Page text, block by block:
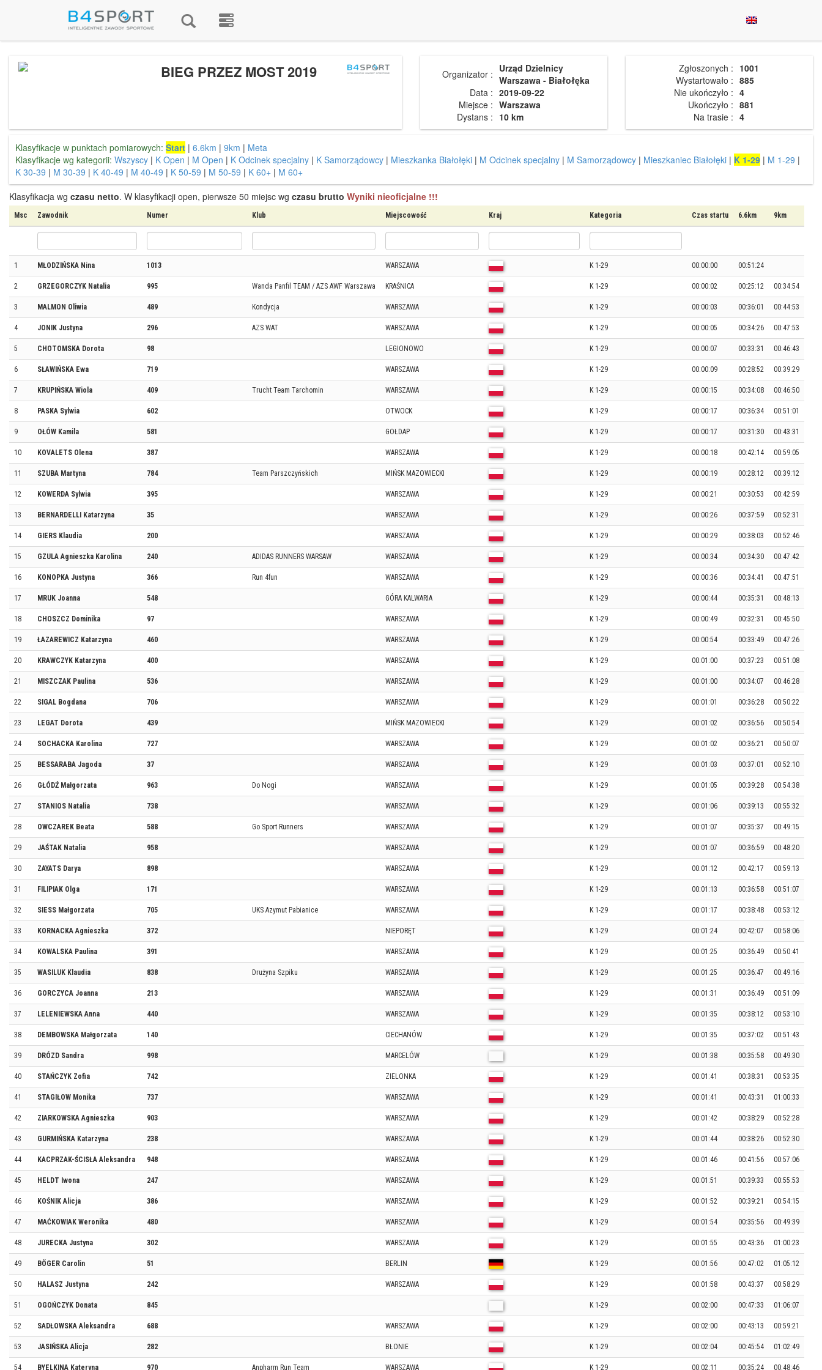
BIEG PRZEZ MOST 2019 Organizator : Urząd Dzielnicy
Warszawa - Białołęka
Data : 2019-09-22
Miejsce : Warszawa
Dystans : 10 km
Zgłoszonych : 1001
Wystartowało : 885
Nie ukończyło : 4
Ukończyło : 881
Na trasie : 4
Klasyfikacje w punktach pomiarowych: Start | 6.6km | 9km | Meta
Klasyfikacje wg kategorii: Wszyscy | K Open | M Open | K Odcinek specjalny | K Samorządowcy | Mieszkanka Białołęki | M Odcinek specjalny | M Samorządowcy | Mieszkaniec Białołęki | K 1-29 | M 1-29 |
K 30-39 | M 30-39 | K 40-49 | M 40-49 | K 50-59 | M 50-59 | K 60+ | M 60+
Klasyfikacja wg czasu netto. W klasyfikacji open, pierwsze 50 miejsc wg czasu brutto Wyniki nieoficjalne !!!
Msc Zawodnik Numer Klub Miejscowość Kraj Kategoria Czas startu 6.6km 9km
1 MŁODZIŃSKA Nina 1013 WARSZAWA K 1-29 00:00:00 00:51:24
2 GRZEGORCZYK Natalia 995 Wanda Panfil TEAM / AZS AWF Warszawa KRAŚNICA K 1-29 00:00:02 00:25:12 00:34:54
3 MALMON Oliwia 489 Kondycja WARSZAWA K 1-29 00:00:03 00:36:01 00:44:53
4 JONIK Justyna 296 AZS WAT WARSZAWA K 1-29 00:00:05 00:34:26 00:47:53
5 CHOTOMSKA Dorota 98 LEGIONOWO K 1-29 00:00:07 00:33:31 00:46:43
6 SŁAWIŃSKA Ewa 719 WARSZAWA K 1-29 00:00:09 00:28:52 00:39:29
7 KRUPIŃSKA Wiola 409 Trucht Team Tarchomin WARSZAWA K 1-29 00:00:15 00:34:08 00:46:50
8 PASKA Sylwia 602 OTWOCK K 1-29 00:00:17 00:36:34 00:51:01
9 OŁÓW Kamila 581 GOŁDAP K 1-29 00:00:17 00:31:30 00:43:31
10 KOVALETS Olena 387 WARSZAWA K 1-29 00:00:18 00:42:14 00:59:05
11 SZUBA Martyna 784 Team Parszczyńskich MIŃSK MAZOWIECKI K 1-29 00:00:19 00:28:12 00:39:12
12 KOWERDA Sylwia 395 WARSZAWA K 1-29 00:00:21 00:30:53 00:42:59
13 BERNARDELLI Katarzyna 35 WARSZAWA K 1-29 00:00:26 00:37:59 00:52:31
14 GIERS Klaudia 200 WARSZAWA K 1-29 00:00:29 00:38:03 00:52:46
15 GZULA Agnieszka Karolina 240 ADIDAS RUNNERS WARSAW WARSZAWA K 1-29 00:00:34 00:34:30 00:47:42
16 KONOPKA Justyna 366 Run 4fun WARSZAWA K 1-29 00:00:36 00:34:41 00:47:51
17 MRUK Joanna 548 GÓRA KALWARIA K 1-29 00:00:44 00:35:31 00:48:13
18 CHOSZCZ Dominika 97 WARSZAWA K 1-29 00:00:49 00:32:31 00:45:50
19 ŁAZAREWICZ Katarzyna 460 WARSZAWA K 1-29 00:00:54 00:33:49 00:47:26
20 KRAWCZYK Katarzyna 400 WARSZAWA K 1-29 00:01:00 00:37:23 00:51:08
21 MISZCZAK Paulina 536 WARSZAWA K 1-29 00:01:00 00:34:07 00:46:28
22 SIGAL Bogdana 706 WARSZAWA K 1-29 00:01:01 00:36:28 00:50:22
23 LEGAT Dorota 439 MIŃSK MAZOWIECKI K 1-29 00:01:02 00:36:56 00:50:54
24 SOCHACKA Karolina 727 WARSZAWA K 1-29 00:01:02 00:36:21 00:50:07
25 BESSARABA Jagoda 37 WARSZAWA K 1-29 00:01:03 00:37:01 00:52:10
26 GŁÓDŹ Małgorzata 963 Do Nogi WARSZAWA K 1-29 00:01:05 00:39:28 00:54:38
27 STANIOS Natalia 738 WARSZAWA K 1-29 00:01:06 00:39:13 00:55:32
28 OWCZAREK Beata 588 Go Sport Runners WARSZAWA K 1-29 00:01:07 00:35:37 00:49:15
29 JAŚTAK Natalia 958 WARSZAWA K 1-29 00:01:07 00:36:59 00:48:20
30 ZAYATS Darya 898 WARSZAWA K 1-29 00:01:12 00:42:17 00:59:13
31 FILIPIAK Olga 171 WARSZAWA K 1-29 00:01:13 00:36:58 00:51:07
32 SIESS Małgorzata 705 UKS Azymut Pabianice WARSZAWA K 1-29 00:01:17 00:38:48 00:53:12
33 KORNACKA Agnieszka 372 NIEPORĘT K 1-29 00:01:24 00:42:07 00:58:06
34 KOWALSKA Paulina 391 WARSZAWA K 1-29 00:01:25 00:36:49 00:50:41
35 WASILUK Klaudia 838 Drużyna Szpiku WARSZAWA K 1-29 00:01:25 00:36:47 00:49:16
36 GORCZYCA Joanna 213 WARSZAWA K 1-29 00:01:31 00:36:49 00:51:09
37 LELENIEWSKA Anna 440 WARSZAWA K 1-29 00:01:35 00:38:12 00:53:10
38 DEMBOWSKA Małgorzata 140 CIECHANÓW K 1-29 00:01:35 00:37:02 00:51:43
39 DRÓZD Sandra 998 MARCELÓW K 1-29 00:01:38 00:35:58 00:49:30
40 STAŃCZYK Zofia 742 ZIELONKA K 1-29 00:01:41 00:38:31 00:53:35
41 STAGIŁOW Monika 737 WARSZAWA K 1-29 00:01:41 00:43:31 01:00:33
42 ZIARKOWSKA Agnieszka 903 WARSZAWA K 1-29 00:01:42 00:38:29 00:52:28
43 GURMIŃSKA Katarzyna 238 WARSZAWA K 1-29 00:01:44 00:38:26 00:52:30
44 KACPRZAK-ŚCISŁA Aleksandra 948 WARSZAWA K 1-29 00:01:46 00:41:56 00:57:06
45 HELDT Iwona 247 WARSZAWA K 1-29 00:01:51 00:39:33 00:55:53
46 KOŚNIK Alicja 386 WARSZAWA K 1-29 00:01:52 00:39:21 00:54:15
47 MAĆKOWIAK Weronika 480 WARSZAWA K 1-29 00:01:54 00:35:56 00:49:39
48 JURECKA Justyna 302 WARSZAWA K 1-29 00:01:55 00:43:36 01:00:23
49 BÖGER Carolin 51 BERLIN K 1-29 00:01:56 00:47:02 01:05:12
50 HALASZ Justyna 242 WARSZAWA K 1-29 00:01:58 00:43:37 00:58:29
51 OGOŃCZYK Donata 845 K 1-29 00:02:00 00:47:33 01:06:07
52 SADŁOWSKA Aleksandra 688 WARSZAWA K 1-29 00:02:00 00:43:13 00:59:21
53 JASIŃSKA Alicja 282 BŁONIE K 1-29 00:02:04 00:45:54 01:02:49
54 BYELKINA Kateryna 970 Anpharm Run Team WARSZAWA K 1-29 00:02:11 00:35:24 00:48:46